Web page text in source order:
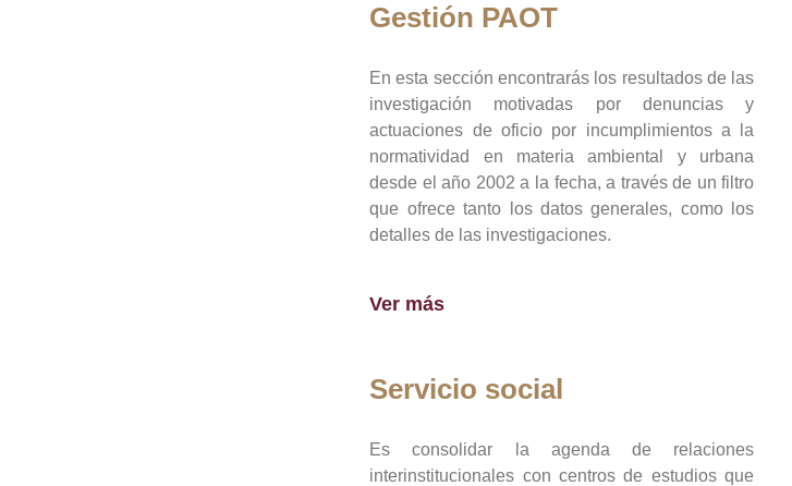
Gestión PAOT
En esta sección encontrarás los resultados de las
investigación motivadas por denuncias y
actuaciones de oficio por incumplimientos a la
normatividad en materia ambiental y urbana
desde el año 2002 a la fecha, a través de un filtro
que ofrece tanto los datos generales, como los
detalles de las investigaciones.
Ver más
Servicio social
Es consolidar la agenda de relaciones
interinstitucionales con centros de estudios que